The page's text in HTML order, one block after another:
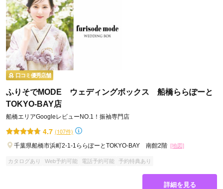
口コミ優秀店舗
ふりそでMODE ウェディングボックス 船橋ららぽーと
TOKYO-BAY店
船橋エリアGoogleレビューNO.1！振袖専門店
4.7 (107件)
千葉県船橋市浜町2-1-1ららぽーとTOKYO-BAY 南館2階 [地図]
カタログあり Web予約可能 電話予約可能 予約特典あり
詳細を見る